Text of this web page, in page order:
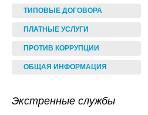
ТИПОВЫЕ ДОГОВОРА
ПЛАТНЫЕ УСЛУГИ
ПРОТИВ КОРРУПЦИИ
ОБЩАЯ ИНФОРМАЦИЯ
Экстренные службы